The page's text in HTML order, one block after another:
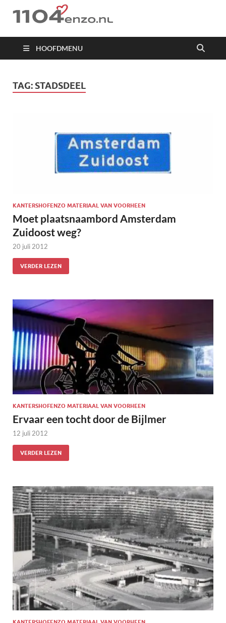
1104 en zo
HOOFDMENU
TAG: STADSDEEL
KANTERSHOFENZO MATERIAAL VAN VOORHEEN
Moet plaatsnaambord Amsterdam
Zuidoost weg?
20 juli 2012
VERDER LEZEN
KANTERSHOFENZO MATERIAAL VAN VOORHEEN
Ervaar een tocht door de Bijlmer
12 juli 2012
VERDER LEZEN